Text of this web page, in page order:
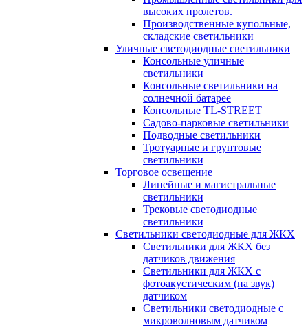
высоких пролетов.
Производственные купольные,
складские светильники
Уличные светодиодные светильники
Консольные уличные
светильники
Консольные светильники на
солнечной батарее
Консольные TL-STREET
Садово-парковые светильники
Подводные светильники
Тротуарные и грунтовые
светильники
Торговое освещение
Линейные и магистральные
светильники
Трековые светодиодные
светильники
Светильники светодиодные для ЖКХ
Светильники для ЖКХ без
датчиков движения
Светильники для ЖКХ с
фотоакустическим (на звук)
датчиком
Светильники светодиодные с
микроволновым датчиком